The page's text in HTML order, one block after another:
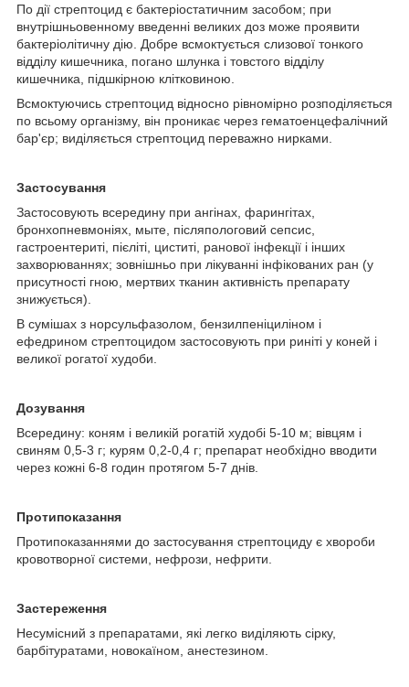
По дії стрептоцид є бактеріостатичним засобом; при
внутрішньовенному введенні великих доз може проявити
бактеріолітичну дію. Добре всмоктується слизової тонкого
відділу кишечника, погано шлунка і товстого відділу
кишечника, підшкірною клітковиною.
Всмоктуючись стрептоцид відносно рівномірно розподіляється
по всьому організму, він проникає через гематоенцефалічний
бар'єр; виділяється стрептоцид переважно нирками.
Застосування
Застосовують всередину при ангінах, фарингітах,
бронхопневмоніях, мыте, післяпологовий сепсис,
гастроентериті, пієліті, циститі, ранової інфекції і інших
захворюваннях; зовнішньо при лікуванні інфікованих ран (у
присутності гною, мертвих тканин активність препарату
знижується).
В сумішах з норсульфазолом, бензилпеніциліном і
ефедрином стрептоцидом застосовують при риніті у коней і
великої рогатої худоби.
Дозування
Всередину: коням і великій рогатій худобі 5-10 м; вівцям і
свиням 0,5-3 г; курям 0,2-0,4 г; препарат необхідно вводити
через кожні 6-8 годин протягом 5-7 днів.
Протипоказання
Протипоказаннями до застосування стрептоциду є хвороби
кровотворної системи, нефрози, нефрити.
Застереження
Несумісний з препаратами, які легко виділяють сірку,
барбітуратами, новокаїном, анестезином.